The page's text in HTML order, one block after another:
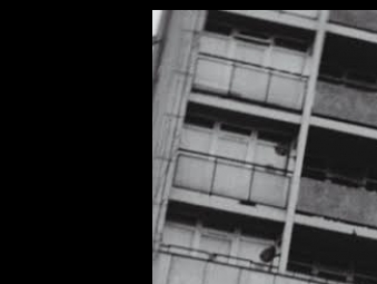
Du är här